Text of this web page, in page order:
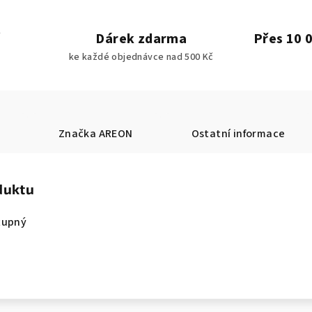
Dárek zdarma
ke každé objednávce nad 500 Kč
Přes 10
Značka AREON Ostatní informace